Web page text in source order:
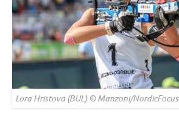
Lora Hristova (BUL) © Manzoni/NordicFocus